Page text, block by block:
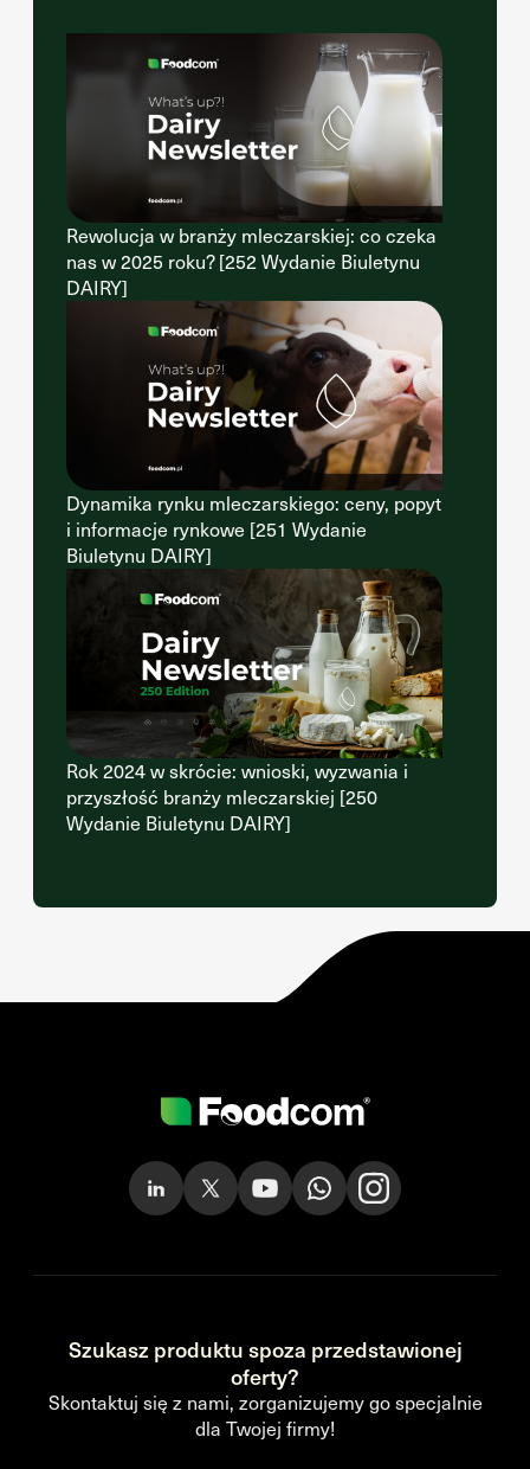
Rewolucja w branży mleczarskiej: co czeka
nas w 2025 roku? [252 Wydanie Biuletynu
DAIRY]
Dynamika rynku mleczarskiego: ceny, popyt
i informacje rynkowe [251 Wydanie
Biuletynu DAIRY]
Rok 2024 w skrócie: wnioski, wyzwania i
przyszłość branży mleczarskiej [250
Wydanie Biuletynu DAIRY]
Szukasz produktu spoza przedstawionej
oferty?
Skontaktuj się z nami, zorganizujemy go specjalnie
dla Twojej firmy!